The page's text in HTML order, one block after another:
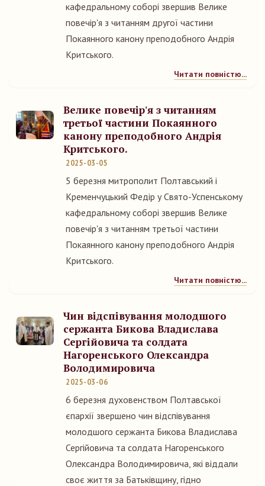
кафедральному соборі звершив Велике
повечір'я з читанням другої частини
Покаянного канону преподобного Андрія
Критського.
Читати повністю...
Велике повечір'я з читанням
третьої частини Покаянного
канону преподобного Андрія
Критського.
2025-03-05
5 березня митрополит Полтавський і
Кременчуцький Федір у Свято-Успенському
кафедральному соборі звершив Велике
повечір'я з читанням третьої частини
Покаянного канону преподобного Андрія
Критського.
Читати повністю...
Чин відспівування молодшого
сержанта Бикова Владислава
Сергійовича та солдата
Нагоренського Олександра
Володимировича
2025-03-06
6 березня духовенством Полтавської
єпархії звершено чин відспівування
молодшого сержанта Бикова Владислава
Сергійовича та солдата Нагоренського
Олександра Володимировича, які віддали
своє життя за Батьківщину, гідно